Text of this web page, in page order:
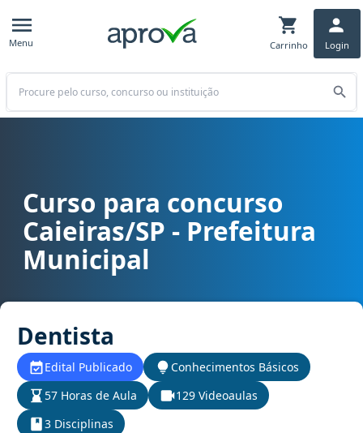
Menu Carrinho Login
Buscar
Curso para concurso Caieiras/SP - Prefeitura Municipal cargo
Curso para concurso
Caieiras/SP - Prefeitura
Municipal
Dentista
Edital Publicado
Conhecimentos Básicos
57 Horas de Aula
129 Videoaulas
3 Disciplinas